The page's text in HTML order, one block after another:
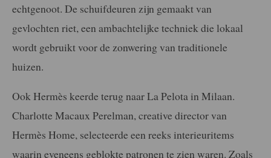
echtgenoot. De schuifdeuren zijn gemaakt van
gevlochten riet, een ambachtelijke techniek die lokaal
wordt gebruikt voor de zonwering van traditionele
huizen.
Ook Hermès keerde terug naar La Pelota in Milaan.
Charlotte Macaux Perelman, creative director van
Hermès Home, selecteerde een reeks interieuritems
waarin eveneens geblokte patronen te zien waren. Zoals